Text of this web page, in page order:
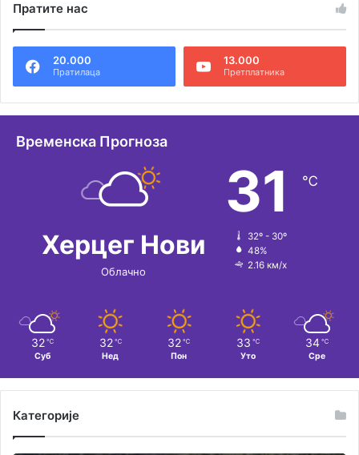
т
н
т
Пратите нас
20.000
Пратилаца
13.000
Претплатника
Временска Прогноза
Херцег Нови
Облачно
31 ℃
32º - 30º
48%
2.16 км/х
32 ℃
Суб
32 ℃
Нед
32 ℃
Пон
33 ℃
Уто
34 ℃
Сре
Категорије